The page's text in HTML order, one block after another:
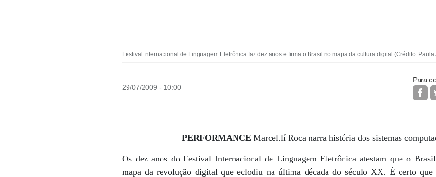
Festival Internacional de Linguagem Eletrônica faz dez anos e firma o Brasil no mapa da cultura digital (Crédito: Paula
29/07/2009 - 10:00
Para
PERFORMANCE Marcel.lí Roca narra história dos sistemas
Os dez anos do Festival Internacional de Linguagem Eletrônica atestam que o
mapa da revolução digital que eclodiu na última década do século XX. É certo